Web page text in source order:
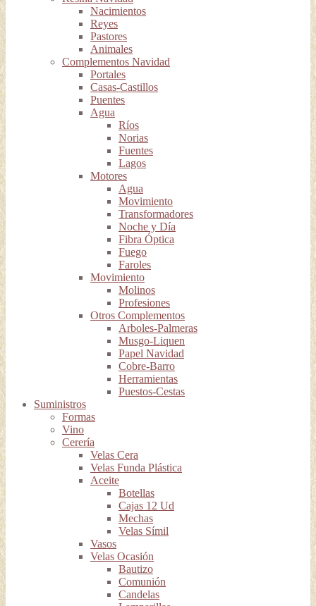
Nacimientos
Reyes
Pastores
Animales
Complementos Navidad
Portales
Casas-Castillos
Puentes
Agua
Ríos
Norias
Fuentes
Lagos
Motores
Agua
Movimiento
Transformadores
Noche y Día
Fibra Óptica
Fuego
Faroles
Movimiento
Molinos
Profesiones
Otros Complementos
Arboles-Palmeras
Musgo-Liquen
Papel Navidad
Cobre-Barro
Herramientas
Puestos-Cestas
Suministros
Formas
Vino
Cerería
Velas Cera
Velas Funda Plástica
Aceite
Botellas
Cajas 12 Ud
Mechas
Velas Símil
Vasos
Velas Ocasión
Bautizo
Comunión
Candelas